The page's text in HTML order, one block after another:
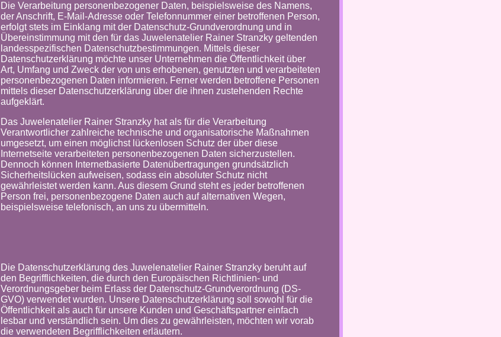
Die Verarbeitung personenbezogener Daten, beispielsweise des Namens,
der Anschrift, E-Mail-Adresse oder Telefonnummer einer betroffenen Person,
erfolgt stets im Einklang mit der Datenschutz-Grundverordnung und in
Übereinstimmung mit den für das Juwelenatelier Rainer Stranzky geltenden
landesspezifischen Datenschutzbestimmungen. Mittels dieser
Datenschutzerklärung möchte unser Unternehmen die Öffentlichkeit über
Art, Umfang und Zweck der von uns erhobenen, genutzten und verarbeiteten
personenbezogenen Daten informieren. Ferner werden betroffene Personen
mittels dieser Datenschutzerklärung über die ihnen zustehenden Rechte
aufgeklärt.
Das Juwelenatelier Rainer Stranzky hat als für die Verarbeitung
Verantwortlicher zahlreiche technische und organisatorische Maßnahmen
umgesetzt, um einen möglichst lückenlosen Schutz der über diese
Internetseite verarbeiteten personenbezogenen Daten sicherzustellen.
Dennoch können Internetbasierte Datenübertragungen grundsätzlich
Sicherheitslücken aufweisen, sodass ein absoluter Schutz nicht
gewährleistet werden kann. Aus diesem Grund steht es jeder betroffenen
Person frei, personenbezogene Daten auch auf alternativen Wegen,
beispielsweise telefonisch, an uns zu übermitteln.
Die Datenschutzerklärung des Juwelenatelier Rainer Stranzky beruht auf
den Begrifflichkeiten, die durch den Europäischen Richtlinien- und
Verordnungsgeber beim Erlass der Datenschutz-Grundverordnung (DS-
GVO) verwendet wurden. Unsere Datenschutzerklärung soll sowohl für die
Öffentlichkeit als auch für unsere Kunden und Geschäftspartner einfach
lesbar und verständlich sein. Um dies zu gewährleisten, möchten wir vorab
die verwendeten Begrifflichkeiten erläutern.